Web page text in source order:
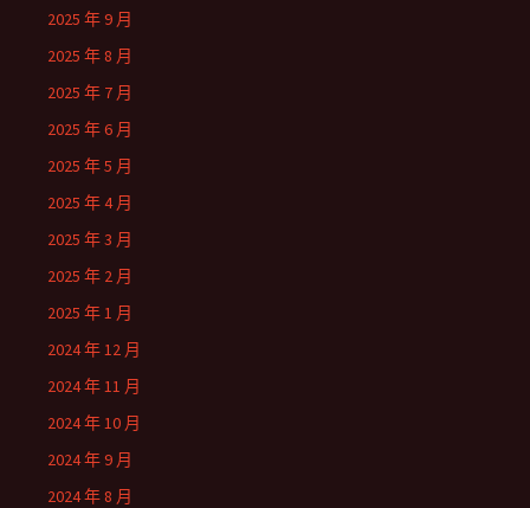
2025 年 9 月
2025 年 8 月
2025 年 7 月
2025 年 6 月
2025 年 5 月
2025 年 4 月
2025 年 3 月
2025 年 2 月
2025 年 1 月
2024 年 12 月
2024 年 11 月
2024 年 10 月
2024 年 9 月
2024 年 8 月